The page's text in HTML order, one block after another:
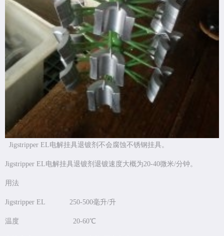
Jigstripper EL电解挂具退镀剂不会腐蚀不锈钢挂具。
Jigstripper EL电解挂具退镀剂退镀速度大概为20-40微米/分钟。
用法
Jigstripper EL 250-500毫升/升
温度 20-60℃